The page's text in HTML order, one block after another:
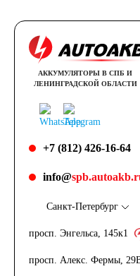
АККУМУЛЯТОРЫ В СПБ И
ЛЕНИНГРАДСКОЙ ОБЛАСТИ
+7 (812) 426-16-64
info@
Санкт-Петербург
просп. Энгельса, 145к1
просп. Алекс. Фермы,